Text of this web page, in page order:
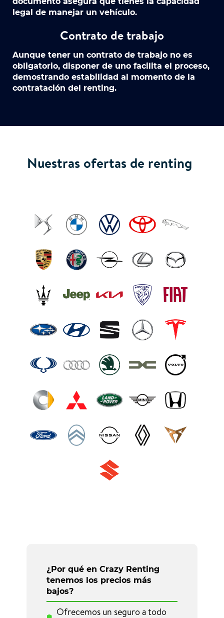
legal de manejar un vehículo.
Contrato de trabajo
Aunque tener un contrato de trabajo no es
obligatorio, disponer de uno facilita el proceso,
demostrando estabilidad al momento de la
contratación del renting.
Nuestras ofertas de renting
¿Por qué en Crazy Renting
tenemos los precios más
bajos?
Ofrecemos un seguro a todo